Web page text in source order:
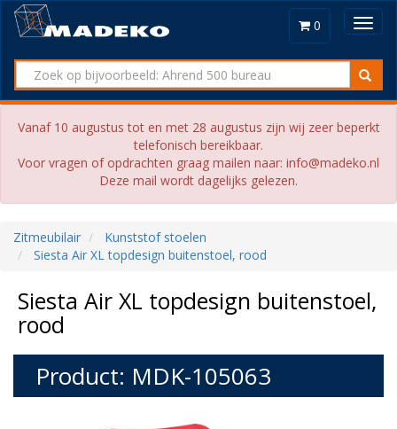
0
Vanaf 10 augustus tot en met 28 augustus zijn wij zeer beperkt
telefonisch bereikbaar.
Voor vragen of opdrachten graag mailen naar: info@madeko.nl
Deze mail wordt dagelijks gelezen.
Zitmeubilair
Kunststof stoelen
Siesta Air XL topdesign buitenstoel, rood
Siesta Air XL topdesign buitenstoel,
rood
Product: MDK-105063